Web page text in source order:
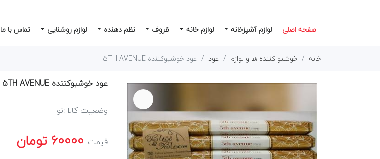
صفحه اصلی لوازم آشپزخانه لوازم خانه ظروف نظم دهنده لوازم روشنایی تماس با ما
خانه خوشبو کننده ها و لوازم عود عود خوشبوکننده ۵TH AVENUE
عود خوشبوکننده ۵TH AVENUE
وضعیت کالا :نو
قیمت :60000 تومان